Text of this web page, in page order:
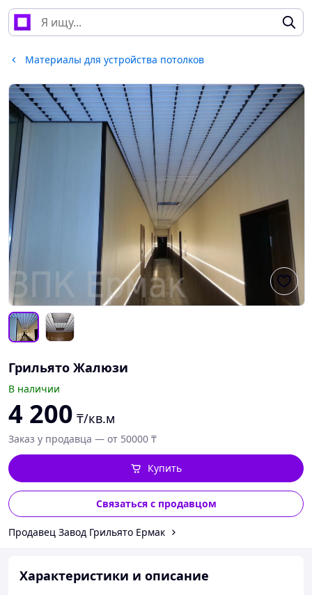
Материалы для устройства потолков
Грильято Жалюзи
В наличии
4 200 ₸/кв.м
Заказ у продавца — от 50000 ₸
Купить
Связаться с продавцом
Продавец Завод Грильято Ермак
Характеристики и описание